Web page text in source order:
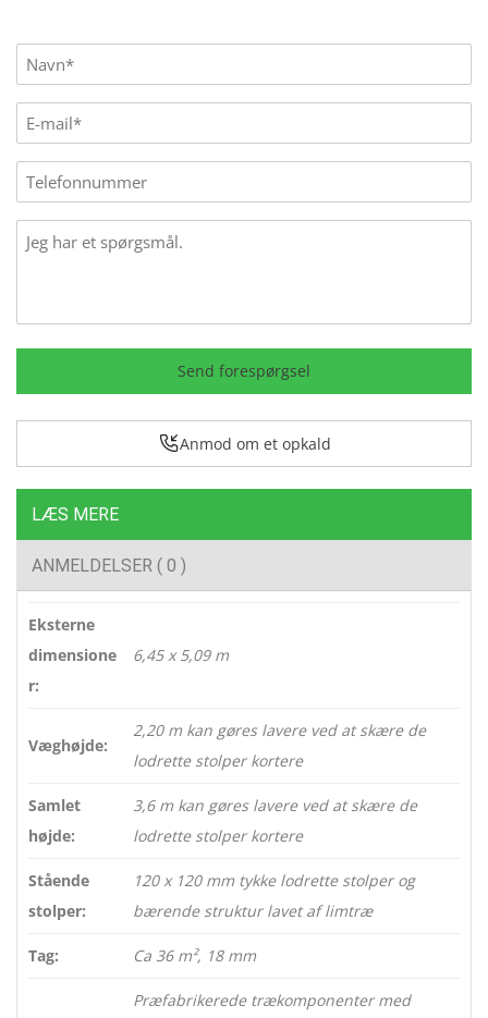
Name(Påkrævet)
E-
mail(Påkrævet)
Phone
Message
Send forespørgsel
Anmod om et opkald
LÆS MERE
ANMELDELSER ( 0 )
Eksterne
dimensione
r:
6,45 x 5,09 m
Væghøjde:
2,20 m kan gøres lavere ved at skære de
lodrette stolper kortere
Samlet
højde:
3,6 m kan gøres lavere ved at skære de
lodrette stolper kortere
Stående
stolper:
120 x 120 mm tykke lodrette stolper og
bærende struktur lavet af limtræ
Tag: Ca 36 m², 18 mm
Præfabrikerede trækomponenter med